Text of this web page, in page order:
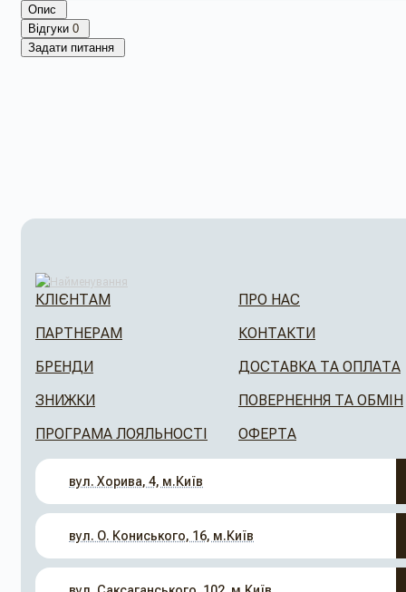
Опис
Відгуки 0
Задати питання
КЛІЄНТАМ
ПАРТНЕРАМ
БРЕНДИ
ЗНИЖКИ
ПРОГРАМА ЛОЯЛЬНОСТІ
ПРО НАС
КОНТАКТИ
ДОСТАВКА ТА ОПЛАТА
ПОВЕРНЕННЯ ТА ОБМІН
ОФЕРТА
вул. Хорива, 4, м.Київ
вул. О. Кониського, 16, м.Київ